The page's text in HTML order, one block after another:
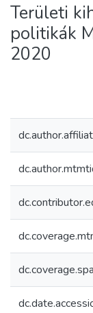
Területi
politikák
2020